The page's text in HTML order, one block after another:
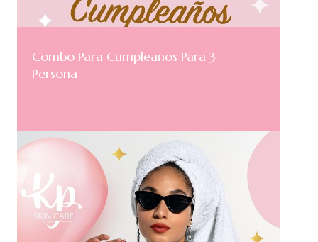
Combo Para Cumpleaños Para 3
Persona